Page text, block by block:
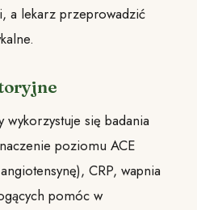
a lekarz przeprowadzić
się badania
poziomu ACE
CRP, wapnia
pomóc w